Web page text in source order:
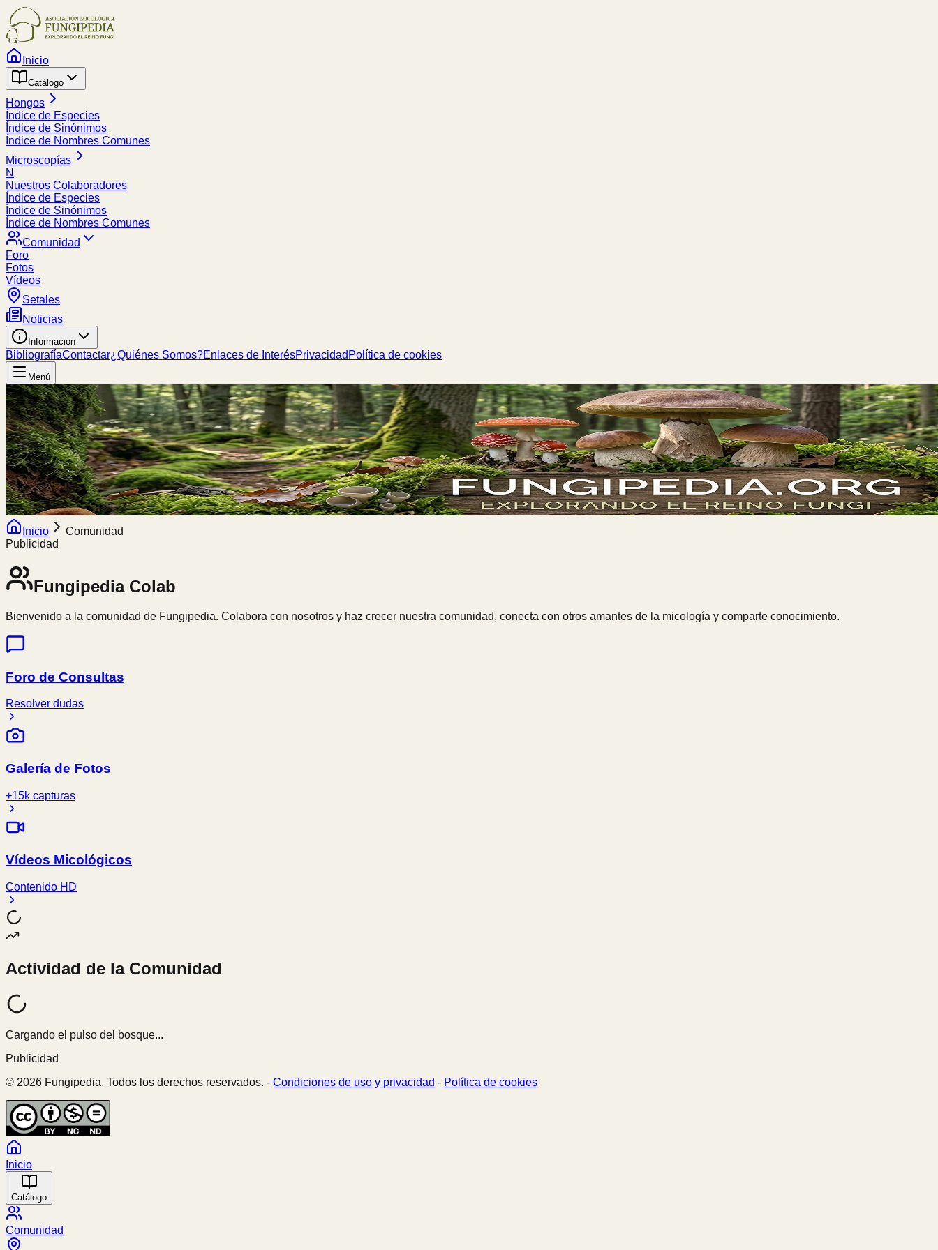
Inicio
Catálogo
Hongos
Índice de Especies
Índice de Sinónimos
Índice de Nombres Comunes
Microscopías
N
Nuestros Colaboradores
Índice de Especies
Índice de Sinónimos
Índice de Nombres Comunes
Comunidad
Foro
Fotos
Vídeos
Setales
Noticias
Información
BibliografíaContactar¿Quiénes Somos?Enlaces de InterésPrivacidad Política de cookies
Menú
Inicio
Comunidad
Publicidad
FungipediaColab
Bienvenido a la comunidad de Fungipedia. Colabora con nosotros y haz crecer nuestra comunidad, conecta con otros amantes de la micología y comparte conocimiento.
Foro de Consultas
Resolver dudas
Galería de Fotos
+15k capturas
Vídeos Micológicos
Contenido HD
Actividad de la Comunidad
Cargando el pulso del bosque...
Publicidad
© 2026 Fungipedia. Todos los derechos reservados. - Condiciones de uso y privacidad - Política de cookies
Inicio
Catálogo
Comunidad